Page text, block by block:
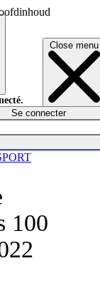
Close menu
Se connecter
100